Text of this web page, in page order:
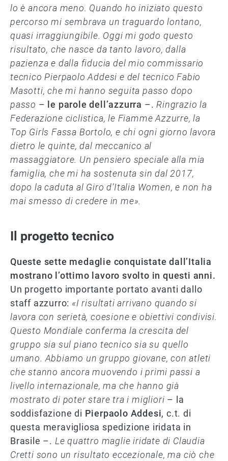
lo è ancora meno. Quando ho iniziato questo
percorso mi sembrava un traguardo lontano,
quasi irraggiungibile. Oggi mi godo questo
risultato, che nasce da tanto lavoro, dalla
pazienza e dalla fiducia del mio commissario
tecnico Pierpaolo Addesi e del tecnico Fabio
Masotti, che mi hanno seguita passo dopo
passo – le parole dell’azzurra –.Ringrazio la
Federazione ciclistica, le Fiamme Azzurre, la
Top Girls Fassa Bortolo, e chi ogni giorno lavora
dietro le quinte, dal meccanico al
massaggiatore. Un pensiero speciale alla mia
famiglia, che mi ha sostenuta sin dal 2017,
dopo la caduta al Giro d’Italia Women, e non ha
mai smesso di credere in me».
Il progetto tecnico
Queste sette medaglie conquistate dall’Italia
mostrano l’ottimo lavoro svolto in questi anni.
Un progetto importante portato avanti dallo
staff azzurro: «I risultati arrivano quando si
lavora con serietà, coesione e obiettivi condivisi.
Questo Mondiale conferma la crescita del
gruppo sia sul piano tecnico sia su quello
umano. Abbiamo un gruppo giovane, con atleti
che stanno ancora muovendo i primi passi a
livello internazionale, ma che hanno già
mostrato di poter stare tra i migliori – la
soddisfazione di Pierpaolo Addesi, c.t. di
questa meravigliosa spedizione iridata in
Brasile –. Le quattro maglie iridate di Claudia
Cretti sono un risultato eccezionale, ma ciò che